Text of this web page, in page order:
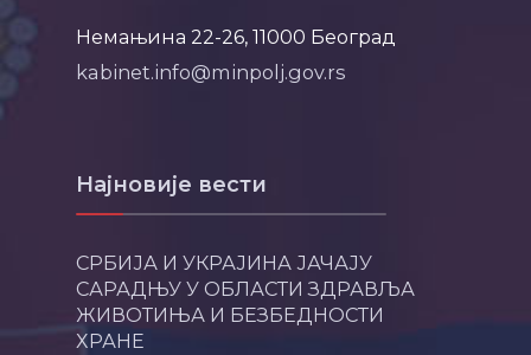
Немањина 22-26, 11000 Београд
kabinet.info@minpolj.gov.rs
Најновије вести
СРБИЈА И УКРАЈИНА ЈАЧАЈУ
САРАДЊУ У ОБЛАСТИ ЗДРАВЉА
ЖИВОТИЊА И БЕЗБЕДНОСТИ
ХРАНЕ